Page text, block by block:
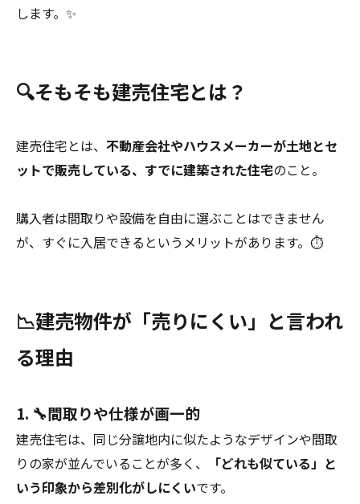
します。✨
🔍そもそも建売住宅とは？
建売住宅とは、 不動産会社やハウスメーカーが土地とセ
ットで販売している、すでに建築された住宅のこと。
購入者は間取りや設備を自由に選ぶことはできません
が、すぐに入居できるというメリットがあります。⏱️
📉建売物件が「売りにくい」と言われ
る理由
1. 🔧間取りや仕様が画一的
建売住宅は、同じ分譲地内に似たようなデザインや間取
りの家が並んでいることが多く、
「どれも似ている」と
いう印象から差別化がしにくいです。